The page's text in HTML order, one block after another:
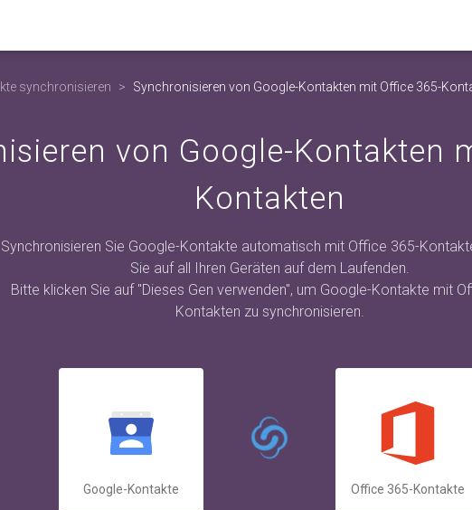
synchronisieren Synchronisieren von Google-Kontakten mit Office 365-
von Google-Kontakten
Kontakten
Synchronisieren Sie Google-Kontakte automatisch mit Office 365-
Sie auf all Ihren Geräten auf dem Laufenden.
Bitte klicken Sie auf "Dieses Gen verwenden", um Google-Kontakte mit
Kontakten zu synchronisieren.
Google-Kontakte Office 365-Kontakte